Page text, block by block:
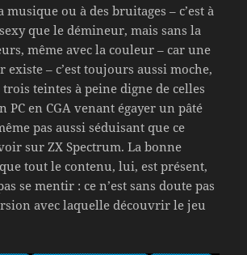
musique ou à des bruitages – c’est à
que le démineur, mais sans la
même avec la couleur – car une
– c’est toujours aussi moche,
teintes à peine digne de celles
PC en CGA venant égayer un pâté
pas aussi séduisant que ce
sur ZX Spectrum. La bonne
tout le contenu, lui, est présent,
se mentir : ce n’est sans doute pas
avec laquelle découvrir le jeu